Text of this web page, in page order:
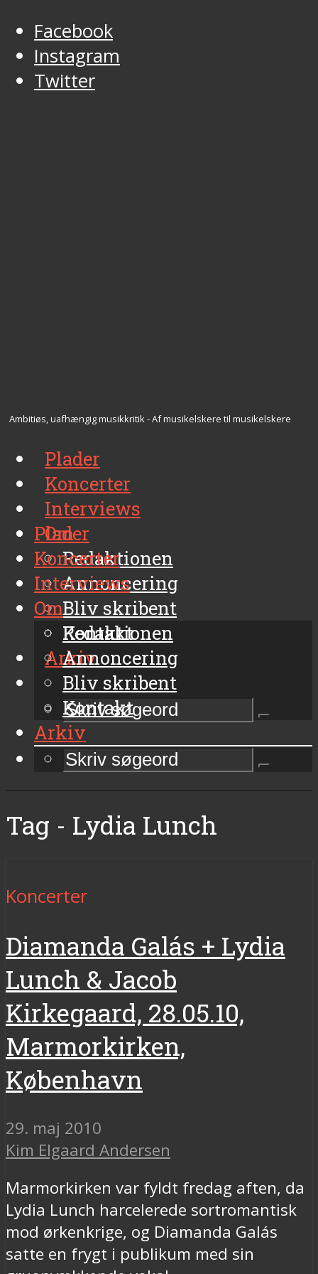
Facebook
Instagram
Twitter
Ambitiøs, uafhængig musikkritik - Af musikelskere til musikelskere
Plader
Koncerter
Interviews
Om
Redaktionen
Annoncering
Bliv skribent
Kontakt
Arkiv
Plader
Koncerter
Interviews
Om
Redaktionen
Annoncering
Bliv skribent
Kontakt
Arkiv
Tag - Lydia Lunch
Koncerter
Diamanda Galás + Lydia
Lunch & Jacob
Kirkegaard, 28.05.10,
Marmorkirken,
København
29. maj 2010
Kim Elgaard Andersen
Marmorkirken var fyldt fredag aften, da
Lydia Lunch harcelerede sortromantisk
mod ørkenkrige, og Diamanda Galás
satte en frygt i publikum med sin